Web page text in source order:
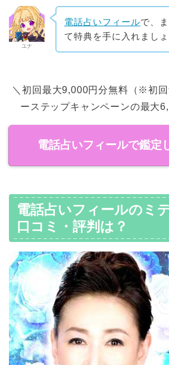
ユナ
電話占いフィールで、
て特典を手に入れましょ
＼初回最大9,000円分無料（※初
ーステップキャンペーンの最大
電話占いフィールで鑑定
電話占いフィールのミ
口コミ・評判は？